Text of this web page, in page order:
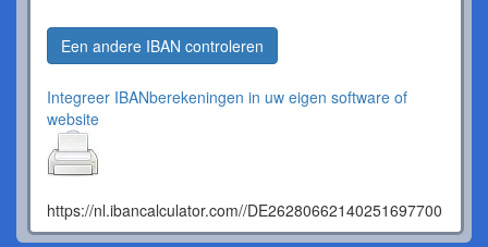
Een andere IBAN controleren
Integreer IBANberekeningen in uw eigen software of
website
https://nl.ibancalculator.com//DE26280662140251697700